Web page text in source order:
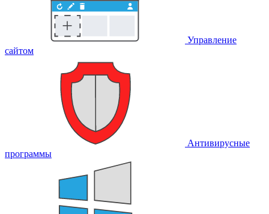
Управление
сайтом
Антивирусные
программы